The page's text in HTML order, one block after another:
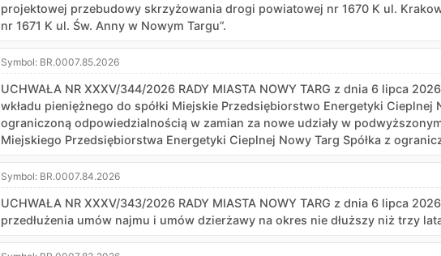
projektowej przebudowy skrzyżowania drogi powiatowej nr 1670 K ul.
nr 1671 K ul. Św. Anny w Nowym Targu”.
Symbol: BR.0007.85.2026
UCHWAŁA NR XXXV/344/2026 RADY MIASTA NOWY TARG z dnia 6 lipca
wkładu pieniężnego do spółki Miejskie Przedsiębiorstwo Energetyki Cieplnej
ograniczoną odpowiedzialnością w zamian za nowe udziały w
Miejskiego Przedsiębiorstwa Energetyki Cieplnej Nowy Targ Spółka z
Symbol: BR.0007.84.2026
UCHWAŁA NR XXXV/343/2026 RADY MIASTA NOWY TARG z dnia 6 lipca
przedłużenia umów najmu i umów dzierżawy na okres nie dłuższy niż trzy